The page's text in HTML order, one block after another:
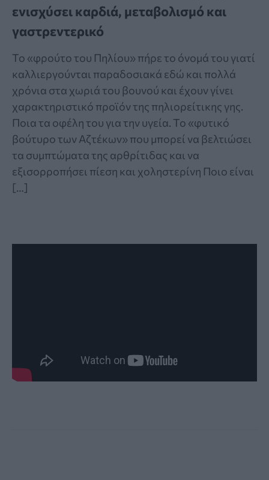
ενισχύσει καρδιά, μεταβολισμό και
γαστρεντερικό
Το «φρούτο του Πηλίου» πήρε το όνομά του γιατί
καλλιεργούνται παραδοσιακά εδώ και πολλά
χρόνια στα χωριά του βουνού και έχουν γίνει
χαρακτηριστικό προϊόν της πηλιορείτικης γης.
Ποια τα οφέλη του για την υγεία. Το «φυτικό
βούτυρο των Αζτέκων» που μπορεί να βελτιώσει
τα συμπτώματα της αρθρίτιδας και να
εξισορροπήσει πίεση και χοληστερίνη Ποιο είναι
[…]